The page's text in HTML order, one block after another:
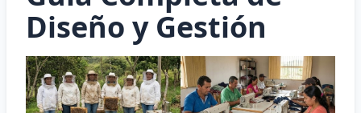
Diseño y Gestión